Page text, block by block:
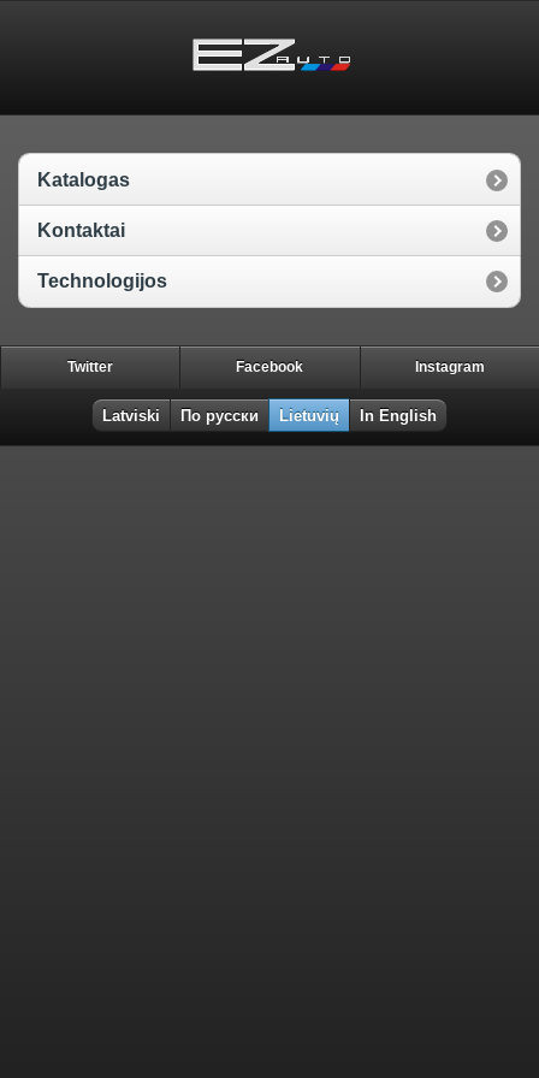
Katalogas
Kontaktai
Technologijos
Twitter Facebook Instagram
Latviski По русски Lietuvių In English